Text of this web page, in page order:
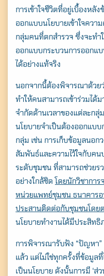
การเข้าใจชีวิตที่อยู่เบื้องหลั
ออกแบบนโยบายเข้าใจควา
กลุ่มคนที่ตกสำรวจ ซึ่งจะทำ
ออกแบบกระบวนการออกแบ
ได้อย่างแท้จริง
นอกจากนี้ต้องพิจารณาด้วยว่
ทำให้คนสามารถเข้าร่วมได้
จำกัดด้านเวลาของแต่ละก
นโยบายจำเป็นต้องออกแบ
กลุ่ม เช่น การเก็บข้อมูลนอก
สัมพันธ์และความไว้ใจกับคน
ระดับชุมชน ที่สามารถช่วยร
อย่างใกล้ชิด โดยนักวิชาการ
หน่วยแพทย์ชุมชน ธนาคารอ
ประสานติดต่อกับชุมชนโดย
นโยบายทำงานได้มีประสิทธิ
การพิจารณารับฟัง “ปัญหา
แล้ว แต่ไม่ใช่ทุกครั้งที่ข้อมูล
เป็นนโยบาย ดังนั้นการมี ‘ส่ว